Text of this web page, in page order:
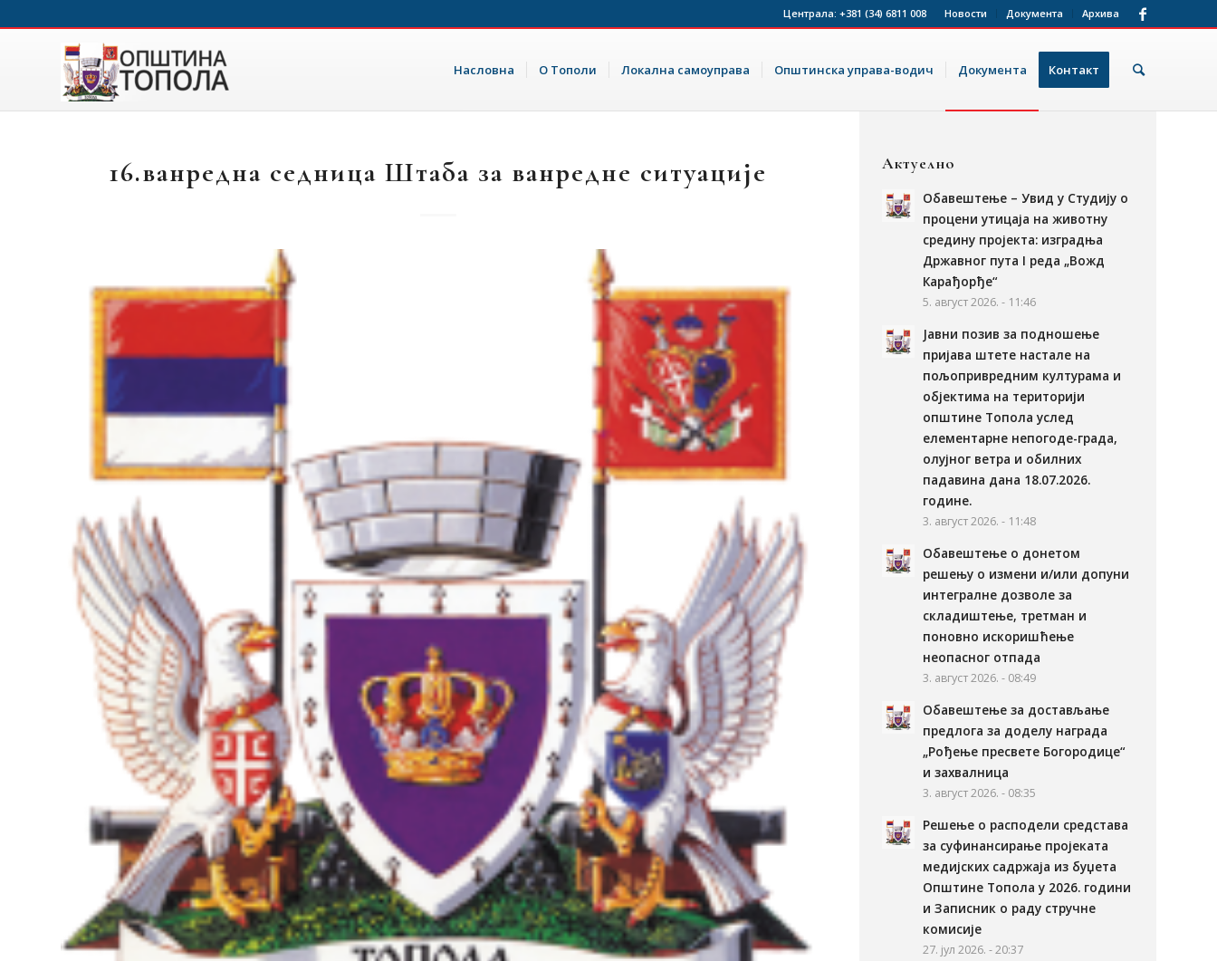
Новости Документа Архива
Централа: +381 (34) 6811 008
Насловна О Тополи Локална самоуправа Општинска управа-водич Документа Контакт
16.ванредна седница Штаба за ванредне ситуације Актуелно
Обавештење – Увид у Студију о
процени утицаја на животну
средину пројекта: изградња
Државног пута I реда „Вожд
Карађорђе“
5. август 2026. - 11:46
Јавни позив за подношење
пријава штете настале на
пољопривредним културама и
објектима на територији
општине Топола услед
елементарне непогоде-града,
олујног ветра и обилних
падавина дана 18.07.2026.
године.
3. август 2026. - 11:48
Обавештење о донетом
решењу о измени и/или допуни
интегралне дозволе за
складиштење, третман и
поновно искоришћење
неопасног отпада
3. август 2026. - 08:49
Обавештење за достављање
предлога за доделу награда
„Рођење пресвете Богородице“
и захвалница
3. август 2026. - 08:35
Решење о расподели средстава
за суфинансирање пројеката
медијских садржаја из буџета
Општине Топола у 2026. години
и Записник о раду стручне
комисије
27. јул 2026. - 20:37